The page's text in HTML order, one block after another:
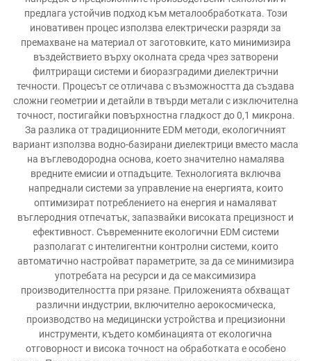
предлага устойчив подход към металообработката. Този
иновативен процес използва електрически разряди за
премахване на материал от заготовките, като минимизира
въздействието върху околната среда чрез затворени
филтриращи системи и биоразградими диелектрични
течности. Процесът се отличава с възможността да създава
сложни геометрии и детайли в твърди метали с изключителна
точност, постигайки повърхностна гладкост до 0,1 микрона.
За разлика от традиционните EDM методи, екологичният
вариант използва водно-базирани диелектрици вместо масла
на въглеводородна основа, което значително намалява
вредните емисии и отпадъците. Технологията включва
напреднали системи за управление на енергията, които
оптимизират потреблението на енергия и намаляват
въглеродния отпечатък, запазвайки високата прецизност и
ефективност. Съвременните екологични EDM системи
разполагат с интелигентни контролни системи, които
автоматично настройват параметрите, за да се минимизира
употребата на ресурси и да се максимизира
производителността при рязане. Приложенията обхващат
различни индустрии, включително аерокосмическа,
производство на медицински устройства и прецизионни
инструменти, където комбинацията от екологична
отговорност и висока точност на обработката е особено